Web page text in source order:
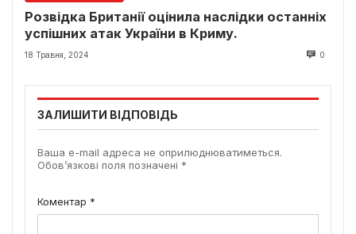
Розвідка Британії оцінила наслідки останніх
успішних атак України в Криму.
18 Травня, 2024 0
ЗАЛИШИТИ ВІДПОВІДЬ
Ваша e-mail адреса не оприлюднюватиметься.
Обов’язкові поля позначені *
Коментар *